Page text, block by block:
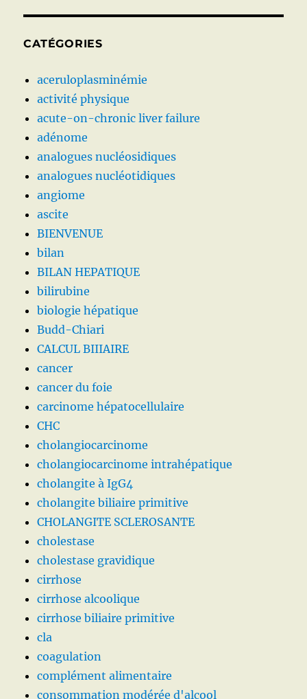
CATÉGORIES
aceruloplasminémie
activité physique
acute-on-chronic liver failure
adénome
analogues nucléosidiques
analogues nucléotidiques
angiome
ascite
BIENVENUE
bilan
BILAN HEPATIQUE
bilirubine
biologie hépatique
Budd-Chiari
CALCUL BIIIAIRE
cancer
cancer du foie
carcinome hépatocellulaire
CHC
cholangiocarcinome
cholangiocarcinome intrahépatique
cholangite à IgG4
cholangite biliaire primitive
CHOLANGITE SCLEROSANTE
cholestase
cholestase gravidique
cirrhose
cirrhose alcoolique
cirrhose biliaire primitive
cla
coagulation
complément alimentaire
consommation modérée d'alcool